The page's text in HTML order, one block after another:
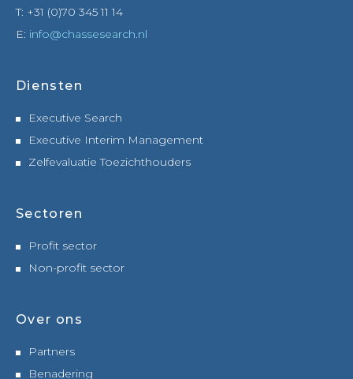
T: +31 (0)70 345 11 14
E: info@chassesearch.nl
Diensten
Executive Search
Executive Interim Management
Zelfevaluatie Toezichthouders
Sectoren
Profit sector
Non-profit sector
Over ons
Partners
Benadering